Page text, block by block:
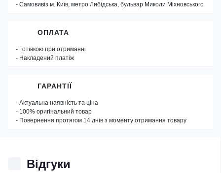
Відгуки
- Самовивіз м. Київ, метро Либідська, бульвар Миколи Міхновського
ОПЛАТА
- Готівкою при отриманні
- Накладений платіж
ГАРАНТІЇ
- Актуальна наявність та ціна
- 100% оригінальний товар
- Повернення протягом 14 днів з моменту отримання товару